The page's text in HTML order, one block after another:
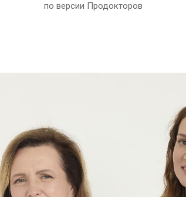
по версии Продокторов